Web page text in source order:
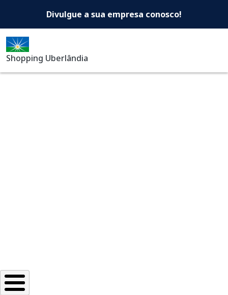
Shopping Uberlândia -
Divulgue a sua empresa conosco!
Shopping Uberlândia